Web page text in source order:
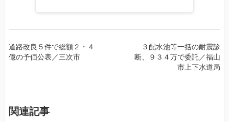
投
稿
ー
道路改良５件で総額２・４
億の予価公表／三次市
３配水池等一括の耐震診
断、９３４万で委託／福山
市上下水道局
関連記事